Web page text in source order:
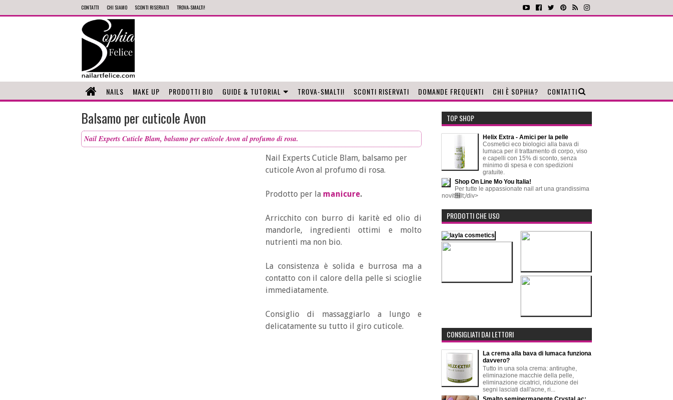
CONTATTI CHI SIAMO SCONTI RISERVATI TROVA-SMALTI!
NAILS MAKE UP PRODOTTI BIO GUIDE & TUTORIAL TROVA-SMALTI! SCONTI RISERVATI DOMANDE FREQUENTI CHI È SOPHIA? CONTATTI
Balsamo per cuticole Avon
Nail Experts Cuticle Blam, balsamo per cuticole Avon al profumo di rosa.
Nail Experts Cuticle Blam, balsamo per
cuticole Avon al profumo di rosa.
Prodotto per la manicure.
Arricchito con burro di karitè ed olio di
mandorle, ingredienti ottimi e molto
nutrienti ma non bio.
La consistenza è solida e burrosa ma a
contatto con il calore della pelle si scioglie
immediatamente.
Consiglio di massaggiarlo a lungo e
delicatamente su tutto il giro cuticole.
TOP SHOP
Helix Extra - Amici per la pelle
Cosmetici eco biologici alla bava di
lumaca per il trattamento di corpo, viso
e capelli con 15% di sconto, senza
minimo di spesa e con spedizioni
gratuite.
Shop On Line Mo You Italia!
Per tutte le appassionate nail art una grandissima
novit஦lt;/div>
PRODOTTI CHE USO
CONSIGLIATI DAI LETTORI
La crema alla bava di lumaca funziona
davvero?
Tutto in una sola crema: antirughe,
eliminazione macchie della pelle,
eliminazione cicatrici, riduzione dei
segni lasciati dall'acne, ri...